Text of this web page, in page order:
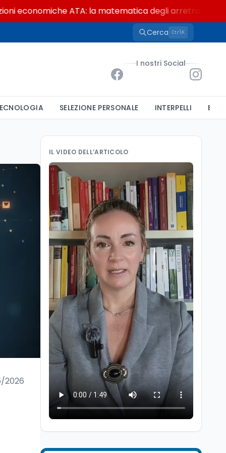
ATA: la matematica degli arretrati fino a 4.150
Cerca CtrlK
I nostri Social
SELEZIONE PERSONALE INTERPELLI
2026
IL VIDEO DELL’ARTICOLO
Ricerca 6 ago
Un secolo di Warburg: il
farmaco anti-tumore
che accende la glicolisi
Ricerca 6 ago
Il rivelatore che 'vede' i
roccia
Scuola6 ago